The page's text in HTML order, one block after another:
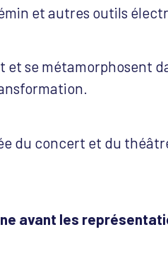
et autres outils
et se métamorphosent
du concert et du
avant les